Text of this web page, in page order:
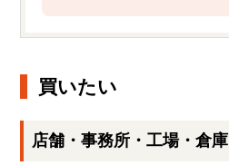
買いたい
店舗・事務所・工場・倉庫